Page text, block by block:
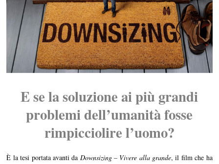
1
8
E se la soluzione ai piùgrandi
problemi dell’umanità fosse
rimpicciolirel’uomo?
È la tesi portata avanti da Downsizing – Vivere alla grande, il film che ha